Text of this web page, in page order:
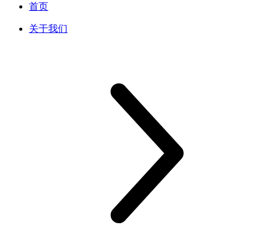
首页
关于我们